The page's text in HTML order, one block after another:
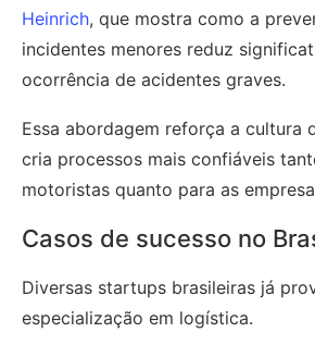
Heinrich, que mostra como a
incidentes menores reduz
ocorrência de acidentes graves.
Essa abordagem reforça a cultura
cria processos mais confiáveis
motoristas quanto para as
Casos de sucesso no
Diversas startups brasileiras já
especialização em logística.